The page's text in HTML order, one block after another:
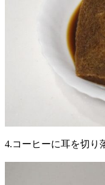
4.コーヒーに耳を切り